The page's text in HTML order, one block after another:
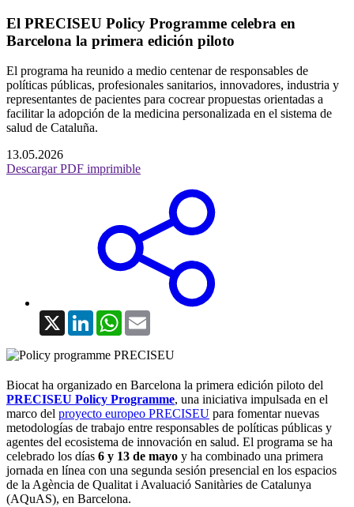
El PRECISEU Policy Programme celebra en
Barcelona la primera edición piloto
El programa ha reunido a medio centenar de responsables de
políticas públicas, profesionales sanitarios, innovadores, industria y
representantes de pacientes para cocrear propuestas orientadas a
facilitar la adopción de la medicina personalizada en el sistema de
salud de Cataluña.
13.05.2026
Descargar PDF imprimible
X LinkedInWhatsApp
Biocat ha organizado en Barcelona la primera edición piloto del
PRECISEU Policy Programme, una iniciativa impulsada en el
marco del proyecto europeo PRECISEU para fomentar nuevas
metodologías de trabajo entre responsables de políticas públicas y
agentes del ecosistema de innovación en salud. El programa se ha
celebrado los días 6 y 13 de mayo y ha combinado una primera
jornada en línea con una segunda sesión presencial en los espacios
de la Agència de Qualitat i Avaluació Sanitàries de Catalunya
(AQuAS), en Barcelona.